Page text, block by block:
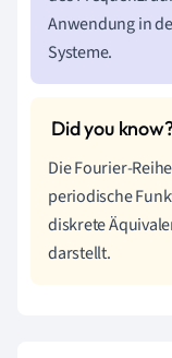
Anwendung in
Systeme.
Die Fourier-
periodische
diskrete
darstellt.